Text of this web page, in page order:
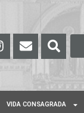
VIDA CONSAGRADA